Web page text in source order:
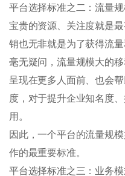
平台选择标准之二：流量
宝贵的资源、关注度就是
销也无非就是为了获得流量
毫无疑问，流量规模大的
呈现在更多人面前、也会
度，对于提升企业知名度
用。
因此，一个平台的流量规
作的最重要标准。
平台选择标准之三：业务